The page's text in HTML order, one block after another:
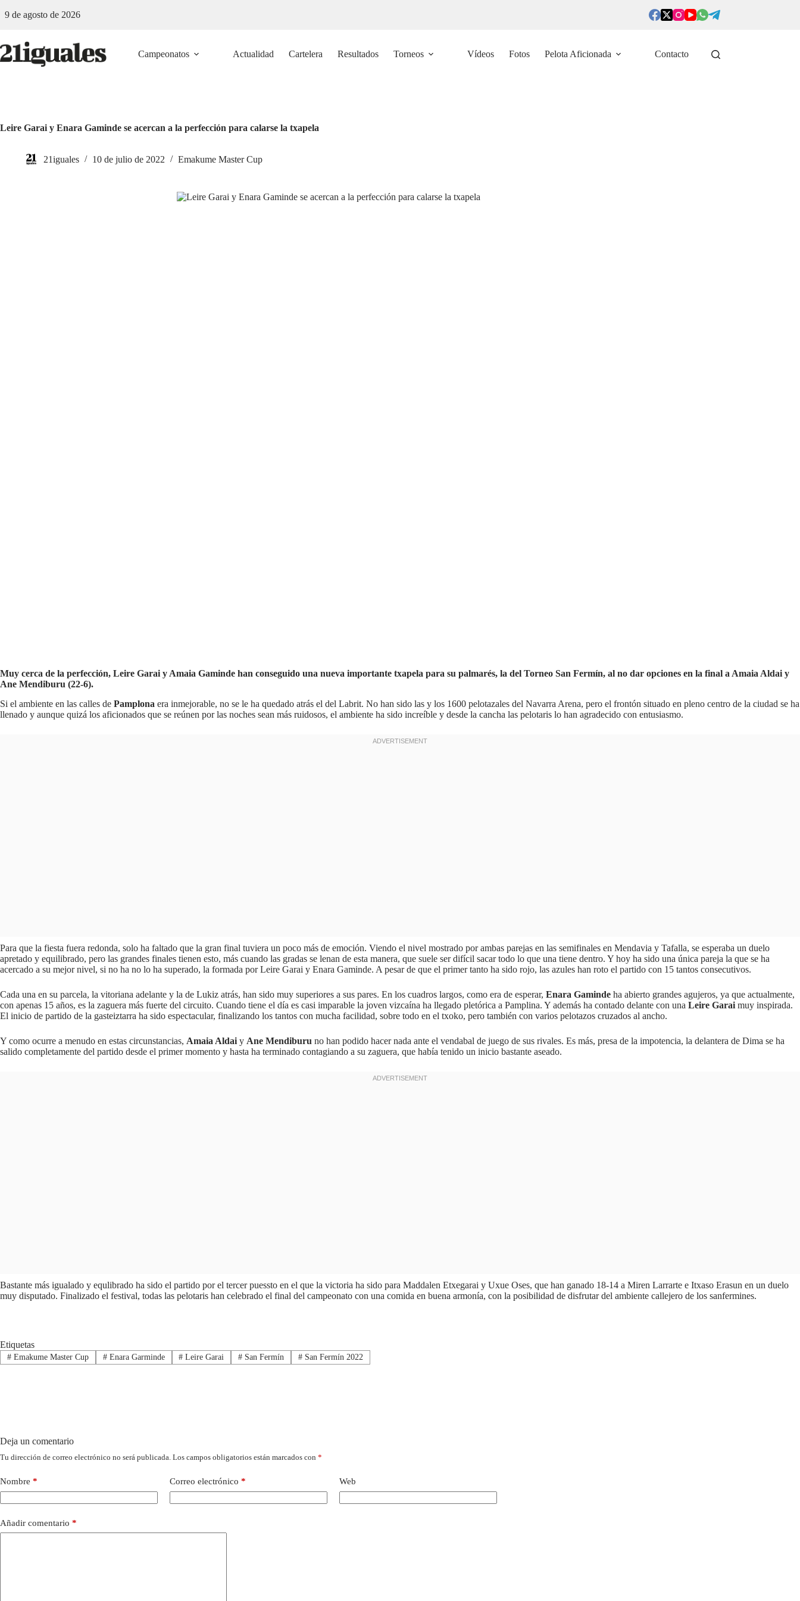
al9 de agosto de 2026
Campeonatos Actualidad Cartelera Resultados Torneos Vídeos Fotos Pelota Aficionada Contacto
Leire Garai y Enara Gaminde se acercan a la perfección para calarse la txapela
21iguales 10 de julio de 2022 Emakume Master Cup
Muy cerca de la perfección, Leire Garai y Amaia Gaminde han conseguido una nueva importante txapela para su palmarés, la del Torneo San Fermín, al no dar opciones en la final a Amaia Aldai y
Ane Mendiburu (22-6).
Si el ambiente en las calles de Pamplona era inmejorable, no se le ha quedado atrás el del Labrit. No han sido las y los 1600 pelotazales del Navarra Arena, pero el frontón situado en pleno centro de la ciudad se ha
llenado y aunque quizá los aficionados que se reúnen por las noches sean más ruidosos, el ambiente ha sido increíble y desde la cancha las pelotaris lo han agradecido con entusiasmo.
Para que la fiesta fuera redonda, solo ha faltado que la gran final tuviera un poco más de emoción. Viendo el nivel mostrado por ambas parejas en las semifinales en Mendavia y Tafalla, se esperaba un duelo
apretado y equilibrado, pero las grandes finales tienen esto, más cuando las gradas se lenan de esta manera, que suele ser difícil sacar todo lo que una tiene dentro. Y hoy ha sido una única pareja la que se ha
acercado a su mejor nivel, si no ha no lo ha superado, la formada por Leire Garai y Enara Gaminde. A pesar de que el primer tanto ha sido rojo, las azules han roto el partido con 15 tantos consecutivos.
Cada una en su parcela, la vitoriana adelante y la de Lukiz atrás, han sido muy superiores a sus pares. En los cuadros largos, como era de esperar, Enara Gaminde ha abierto grandes agujeros, ya que actualmente,
con apenas 15 años, es la zaguera más fuerte del circuito. Cuando tiene el día es casi imparable la joven vizcaína ha llegado pletórica a Pamplina. Y además ha contado delante con una Leire Garai muy inspirada.
El inicio de partido de la gasteiztarra ha sido espectacular, finalizando los tantos con mucha facilidad, sobre todo en el txoko, pero también con varios pelotazos cruzados al ancho.
Y como ocurre a menudo en estas circunstancias, Amaia Aldai y Ane Mendiburu no han podido hacer nada ante el vendabal de juego de sus rivales. Es más, presa de la impotencia, la delantera de Dima se ha
salido completamente del partido desde el primer momento y hasta ha terminado contagiando a su zaguera, que había tenido un inicio bastante aseado.
Bastante más igualado y equlibrado ha sido el partido por el tercer puessto en el que la victoria ha sido para Maddalen Etxegarai y Uxue Oses, que han ganado 18-14 a Miren Larrarte e Itxaso Erasun en un duelo
muy disputado. Finalizado el festival, todas las pelotaris han celebrado el final del campeonato con una comida en buena armonía, con la posibilidad de disfrutar del ambiente callejero de los sanfermines.
Etiquetas
#Emakume Master Cup #Enara Garminde # Leire Garai # San Fermín # San Fermín 2022
Deja un comentario
Tu dirección de correo electrónico no será publicada. Los campos obligatorios están marcados con *
Nombre * Correo electrónico * Web
Añadir comentario *